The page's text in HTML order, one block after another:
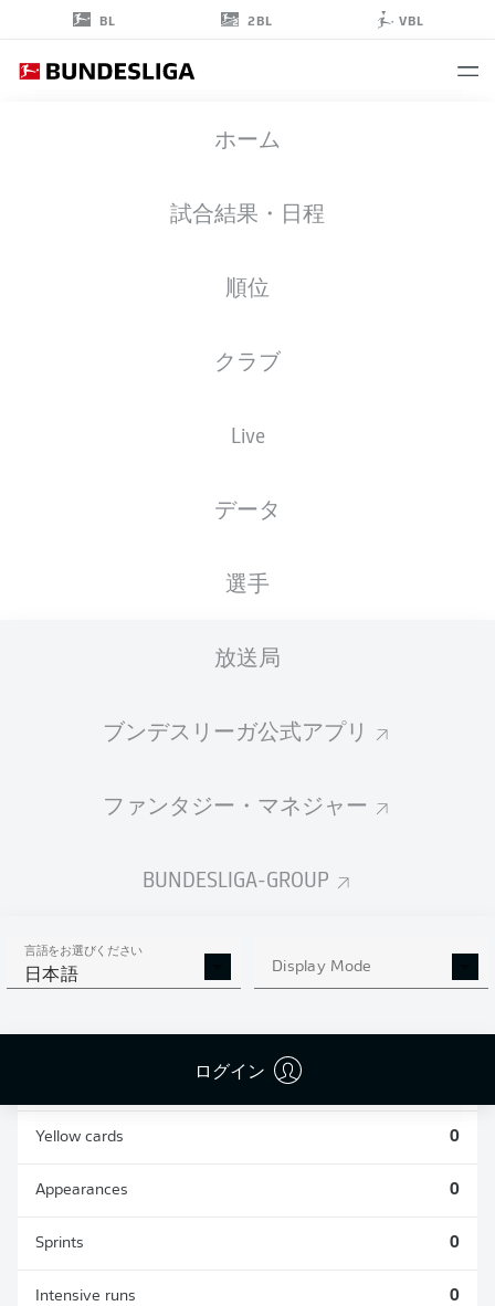
BL 2BL VBL
ホーム
試合結果・日程
順位
クラブ
Live
データ
選手
放送局
ブンデスリーガ公式アプリ
ファンタジー・マネジャー
BUNDESLIGA-GROUP
言語をお選びください
日本語 Display Mode
ログイン
15.08.1993
2026/2027
統計 シーズン 2026/2027
AERIAL DUELS
WON
Yellow cards 0
Appearances 0
Sprints 0
Intensive runs 0